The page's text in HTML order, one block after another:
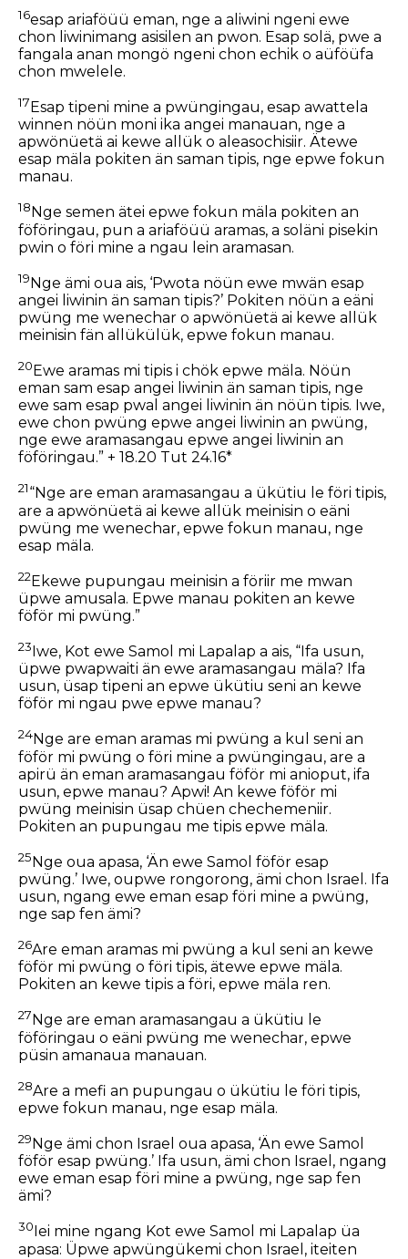
16esap ariaföüü eman, nge a aliwini ngeni ewe
chon liwinimang asisilen an pwon. Esap solä, pwe a
fangala anan mongö ngeni chon echik o aüföüfa
chon mwelele.
17 Esap tipeni mine a pwüngingau, esap awattela
winnen nöün moni ika angei manauan, nge a
apwönüetä ai kewe allük o aleasochisiir. Ätewe
esap mäla pokiten än saman tipis, nge epwe fokun
manau.
18 Nge semen ätei epwe fokun mäla pokiten an
föföringau, pun a ariaföüü aramas, a soläni pisekin
pwin o föri mine a ngau lein aramasan.
19Nge ämi oua ais, ‘Pwota nöün ewe mwän esap
angei liwinin än saman tipis?’ Pokiten nöün a eäni
pwüng me wenechar o apwönüetä ai kewe allük
meinisin fän allükülük, epwe fokun manau.
20 Ewe aramas mi tipis i chök epwe mäla. Nöün
eman sam esap angei liwinin än saman tipis, nge
ewe sam esap pwal angei liwinin än nöün tipis. Iwe,
ewe chon pwüng epwe angei liwinin an pwüng,
nge ewe aramasangau epwe angei liwinin an
föföringau.” + 18.20 Tut 24.16*
21“Nge are eman aramasangau a ükütiu le föri tipis,
are a apwönüetä ai kewe allük meinisin o eäni
pwüng me wenechar, epwe fokun manau, nge
esap mäla.
22Ekewe pupungau meinisin a föriir me mwan
üpwe amusala. Epwe manau pokiten an kewe
föför mi pwüng.”
23 Iwe, Kot ewe Samol mi Lapalap a ais, “Ifa usun,
üpwe pwapwaiti än ewe aramasangau mäla? Ifa
usun, üsap tipeni an epwe ükütiu seni an kewe
föför mi ngau pwe epwe manau?
24Nge are eman aramas mi pwüng a kul seni an
föför mi pwüng o föri mine a pwüngingau, are a
apirü än eman aramasangau föför mi anioput, ifa
usun, epwe manau? Apwi! An kewe föför mi
pwüng meinisin üsap chüen chechemeniir.
Pokiten an pupungau me tipis epwe mäla.
25Nge oua apasa, ‘Än ewe Samol föför esap
pwüng.’ Iwe, oupwe rongorong, ämi chon Israel. Ifa
usun, ngang ewe eman esap föri mine a pwüng,
nge sap fen ämi?
26Are eman aramas mi pwüng a kul seni an kewe
föför mi pwüng o föri tipis, ätewe epwe mäla.
Pokiten an kewe tipis a föri, epwe mäla ren.
27 Nge are eman aramasangau a ükütiu le
föföringau o eäni pwüng me wenechar, epwe
püsin amanaua manauan.
28Are a mefi an pupungau o ükütiu le föri tipis,
epwe fokun manau, nge esap mäla.
29 Nge ämi chon Israel oua apasa, ‘Än ewe Samol
föför esap pwüng.’ Ifa usun, ämi chon Israel, ngang
ewe eman esap föri mine a pwüng, nge sap fen
ämi?
30 Iei mine ngang Kot ewe Samol mi Lapalap üa
apasa: Üpwe apwüngükemi chon Israel, iteiten